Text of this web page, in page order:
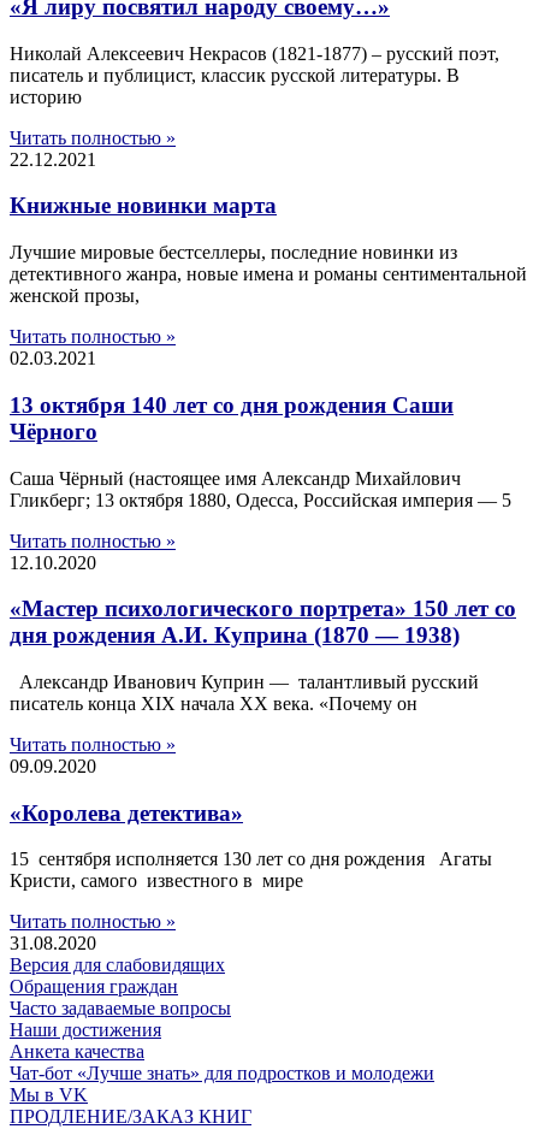
«Я лиру посвятил народу своему…»
Николай Алексеевич Некрасов (1821-1877) – русский поэт,
писатель и публицист, классик русской литературы. В
историю
Читать полностью »
22.12.2021
Книжные новинки марта
Лучшие мировые бестселлеры, последние новинки из
детективного жанра, новые имена и романы сентиментальной
женской прозы,
Читать полностью »
02.03.2021
13 октября 140 лет со дня рождения Саши
Чёрного
Саша Чёрный (настоящее имя Александр Михайлович
Гликберг; 13 октября 1880, Одесса, Российская империя — 5
Читать полностью »
12.10.2020
«Мастер психологического портрета» 150 лет со
дня рождения А.И. Куприна (1870 — 1938)
Александр Иванович Куприн — талантливый русский
писатель конца XIX начала XX века. «Почему он
Читать полностью »
09.09.2020
«Королева детектива»
15 сентября исполняется 130 лет со дня рождения Агаты
Кристи, самого известного в мире
Читать полностью »
31.08.2020
Версия для слабовидящих
Обращения граждан
Часто задаваемые вопросы
Наши достижения
Анкета качества
Чат-бот «Лучше знать» для подростков и молодежи
Мы в VK
ПРОДЛЕНИЕ/ЗАКАЗ КНИГ